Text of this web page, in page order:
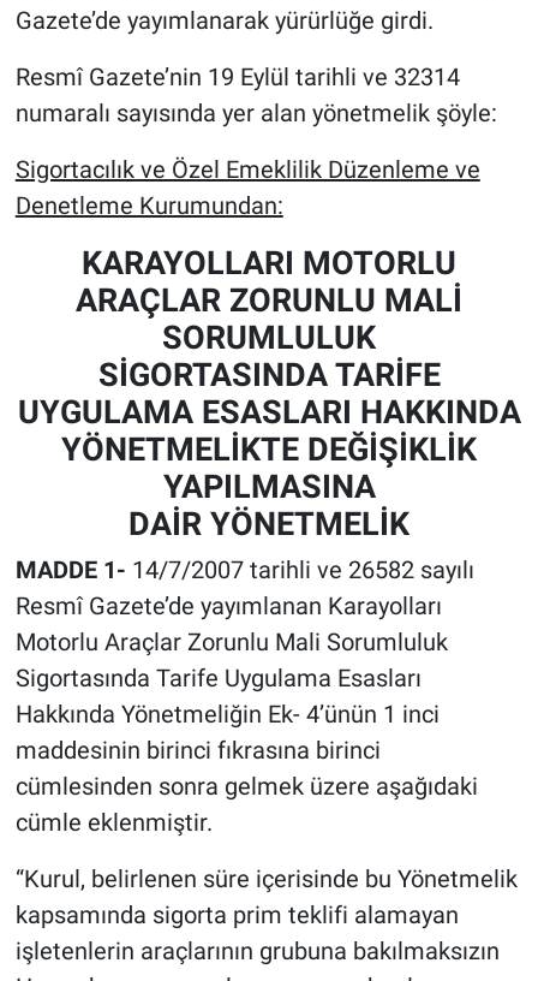
Gazete’de yayımlanarak yürürlüğe girdi.
Resmî Gazete’nin 19 Eylül tarihli ve 32314
numaralı sayısında yer alan yönetmelik şöyle:
Sigortacılık ve Özel Emeklilik Düzenleme ve
Denetleme Kurumundan:
KARAYOLLARI MOTORLU
ARAÇLAR ZORUNLU MALİ
SORUMLULUK
SİGORTASINDA TARİFE
UYGULAMA ESASLARI HAKKINDA
YÖNETMELİKTE DEĞİŞİKLİK
YAPILMASINA
DAİR YÖNETMELİK
MADDE 1- 14/7/2007 tarihli ve 26582 sayılı
Resmî Gazete’de yayımlanan Karayolları
Motorlu Araçlar Zorunlu Mali Sorumluluk
Sigortasında Tarife Uygulama Esasları
Hakkında Yönetmeliğin Ek- 4’ünün 1 inci
maddesinin birinci fıkrasına birinci
cümlesinden sonra gelmek üzere aşağıdaki
cümle eklenmiştir.
“Kurul, belirlenen süre içerisinde bu Yönetmelik
kapsamında sigorta prim teklifi alamayan
işletenlerin araçlarının grubuna bakılmaksızın